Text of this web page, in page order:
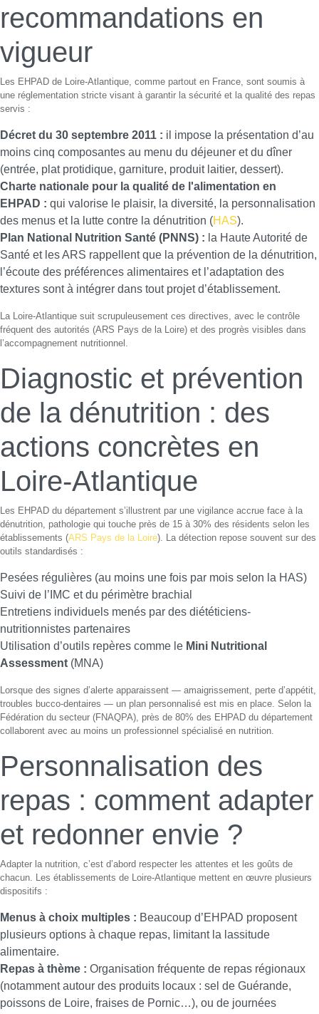
recommandations en
vigueur
Les EHPAD de Loire-Atlantique, comme partout en France, sont soumis à
une réglementation stricte visant à garantir la sécurité et la qualité des repas
servis :
Décret du 30 septembre 2011 : il impose la présentation d’au
moins cinq composantes au menu du déjeuner et du dîner
(entrée, plat protidique, garniture, produit laitier, dessert).
Charte nationale pour la qualité de l'alimentation en
EHPAD : qui valorise le plaisir, la diversité, la personnalisation
des menus et la lutte contre la dénutrition (HAS).
Plan National Nutrition Santé (PNNS) : la Haute Autorité de
Santé et les ARS rappellent que la prévention de la dénutrition,
l’écoute des préférences alimentaires et l’adaptation des
textures sont à intégrer dans tout projet d’établissement.
La Loire-Atlantique suit scrupuleusement ces directives, avec le contrôle
fréquent des autorités (ARS Pays de la Loire) et des progrès visibles dans
l’accompagnement nutritionnel.
Diagnostic et prévention
de la dénutrition : des
actions concrètes en
Loire-Atlantique
Les EHPAD du département s’illustrent par une vigilance accrue face à la
dénutrition, pathologie qui touche près de 15 à 30% des résidents selon les
établissements (ARS Pays de la Loire). La détection repose souvent sur des
outils standardisés :
Pesées régulières (au moins une fois par mois selon la HAS)
Suivi de l’IMC et du périmètre brachial
Entretiens individuels menés par des diététiciens-
nutritionnistes partenaires
Utilisation d’outils repères comme le Mini Nutritional
Assessment (MNA)
Lorsque des signes d’alerte apparaissent — amaigrissement, perte d’appétit,
troubles bucco-dentaires — un plan personnalisé est mis en place. Selon la
Fédération du secteur (FNAQPA), près de 80% des EHPAD du département
collaborent avec au moins un professionnel spécialisé en nutrition.
Personnalisation des
repas : comment adapter
et redonner envie ?
Adapter la nutrition, c’est d’abord respecter les attentes et les goûts de
chacun. Les établissements de Loire-Atlantique mettent en œuvre plusieurs
dispositifs :
Menus à choix multiples : Beaucoup d’EHPAD proposent
plusieurs options à chaque repas, limitant la lassitude
alimentaire.
Repas à thème : Organisation fréquente de repas régionaux
(notamment autour des produits locaux : sel de Guérande,
poissons de Loire, fraises de Pornic…), ou de journées